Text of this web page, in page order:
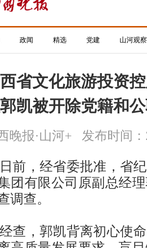
政闻 精选 党建 山河观察
省文化旅游投资
凯被开除党籍和
晚报·山河+ 发布时间：
日前，经省委批准，省
团有限公司原副总经
调查。
经查，郭凯背离初心使